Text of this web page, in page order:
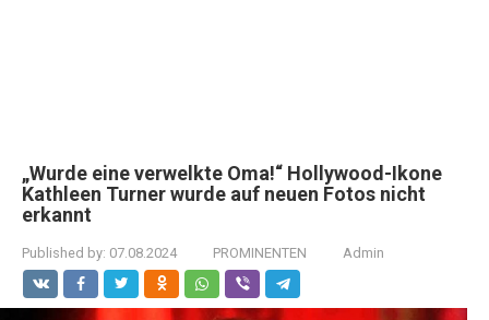
„Wurde eine verwelkte Oma!“ Hollywood-Ikone
Kathleen Turner wurde auf neuen Fotos nicht
erkannt
Published by: 07.08.2024 PROMINENTEN Admin